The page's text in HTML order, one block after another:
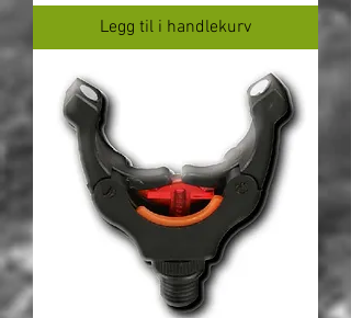
Legg til i handlekurv